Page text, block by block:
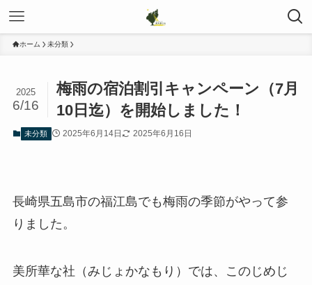
ホーム 未分類
梅雨の宿泊割引キャンペーン（7月
10日迄）を開始しました！
2025
6/16
未分類 2025年6月14日 2025年6月16日
長崎県五島市の福江島でも梅雨の季節がやって参
りました。
美所華な社（みじょかなもり）では、このじめじ